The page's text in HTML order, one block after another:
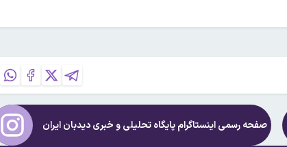
صفحه رسمی اینستاگرام پایگاه تحلیلی و خبریدیدبان ایران